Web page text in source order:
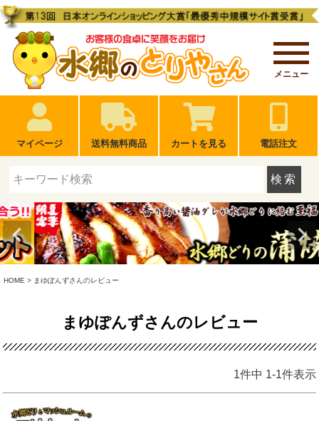
メニュー
マイページ 送料無料商品 カートを見る 電話注文
検索
HOME まゆぽんずさんのレビュー
まゆぽんずさんのレビュー
1件中 1-1件表示